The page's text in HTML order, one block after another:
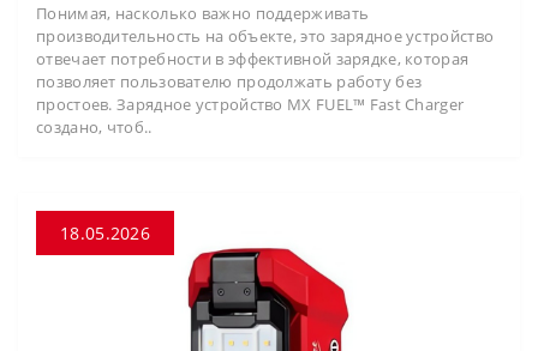
Понимая, насколько важно поддерживать
производительность на объекте, это зарядное устройство
отвечает потребности в эффективной зарядке, которая
позволяет пользователю продолжать работу без
простоев. Зарядное устройство MX FUEL™ Fast Charger
создано, чтоб..
18.05.2026